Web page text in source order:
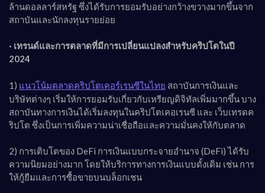
ล้านดอลลาร์สหรัฐ ซึ่งได้รับการยอมรับอย่างกว้างขวางมากขึ้นจาก
สถาบันและนักลงทุนรายย่อย
· เทรนด์และการตลาดที่มีการเปลี่ยนแปลงสำหรับคริปโตในปี
2024
1) แนวโน้มตลาดคริปโตเคอร์เรนซีในไทย สถาบันการเงินและ
บริษัทต่างๆ เริ่มให้การยอมรับเกี่ยวกับเหรียญดิจิทัลเพิ่มมากขึ้น บาง
สถาบันทางการเงินได้เริ่มลงทุนในคริปโตเคอเรนซี และ เว็บเทรดค
ริปโต ซึ่งเป็นการเพิ่มความน่าเชื่อถือและความมั่นคงให้กับตลาด
2) การเติบโตของ DeFi การเงินแบบกระจายอำนาจ (DeFi) ได้รับ
ความนิยมอย่างมาก โดยให้บริการทางการเงินแบบดั้งเดิม เช่น การ
ให้กู้ยืมและการซื้อขายบนบล็อกเชน